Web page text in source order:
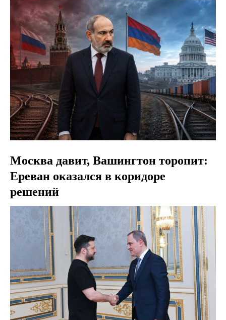
Москва давит, Вашингтон торопит:
Ереван оказался в коридоре
решений